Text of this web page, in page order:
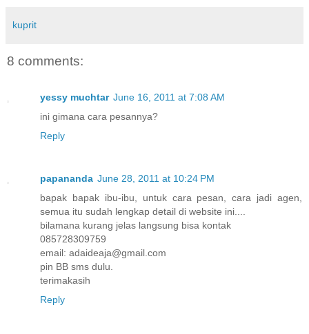
kuprit
8 comments:
yessy muchtar June 16, 2011 at 7:08 AM
ini gimana cara pesannya?
Reply
papananda June 28, 2011 at 10:24 PM
bapak bapak ibu-ibu, untuk cara pesan, cara jadi agen,
semua itu sudah lengkap detail di website ini....
bilamana kurang jelas langsung bisa kontak
085728309759
email: adaideaja@gmail.com
pin BB sms dulu.
terimakasih
Reply